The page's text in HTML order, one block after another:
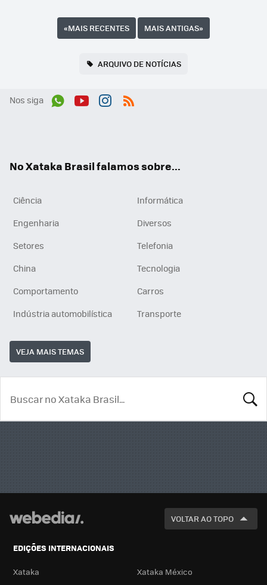
«MAIS RECENTES MAIS ANTIGAS»
ARQUIVO DE NOTÍCIAS
Nos siga
No Xataka Brasil falamos sobre...
Ciência
Informática
Engenharia
Diversos
Setores
Telefonia
China
Tecnologia
Comportamento
Carros
Indústria automobilística
Transporte
VEJA MAIS TEMAS
VOLTAR AO TOPO
EDIÇÕES INTERNACIONAIS
Xataka Xataka México